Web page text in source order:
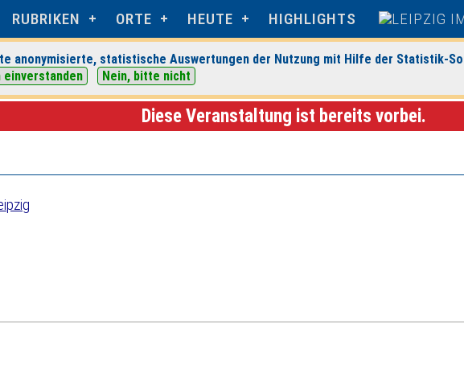
RUBRIKEN ORTE HEUTE HIGHLIGHTS
anonymisierte, statistische Auswertungen der Nutzung mit Hilfe der Statistik-
einverstanden Nein, bitte nicht
>Porsche Experience Center Leipzig
Diese Veranstaltung ist bereits vorbei.